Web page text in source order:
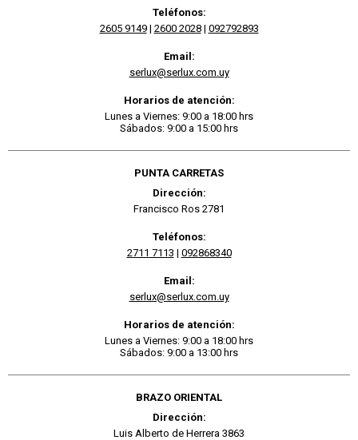
Teléfonos:
2605 9149| 2600 2028| 092792893
Email:
serlux@serlux.com.uy
Horarios de atención:
Lunes a Viernes: 9:00 a 18:00 hrs
Sábados: 9:00 a 15:00 hrs
PUNTA CARRETAS
Dirección:
Francisco Ros 2781
Teléfonos:
2711 7113 | 092868340
Email:
serlux@serlux.com.uy
Horarios de atención:
Lunes a Viernes: 9:00 a 18:00 hrs
Sábados: 9:00 a 13:00 hrs
BRAZO ORIENTAL
Dirección:
Luis Alberto de Herrera 3863